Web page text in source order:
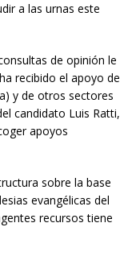
a las urnas este
de opinión le
recibido el apoyo de
y de otros sectores
candidato Luis Ratti,
apoyos
sobre la base
evangélicas del
recursos tiene